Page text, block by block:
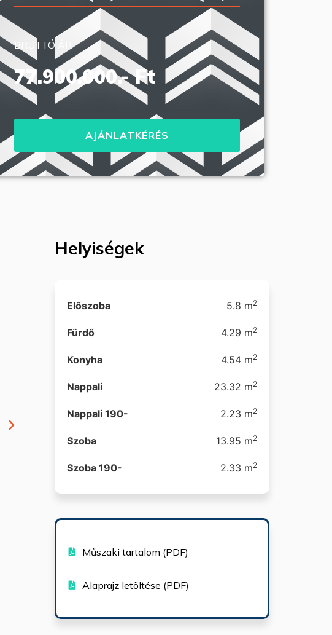
BRUTTÓ ÁR
77.900.000.- Ft
AJÁNLATKÉRÉS
Helyiségek
Előszoba 5.8 m2
Fürdő 4.29 m2
Konyha 4.54 m2
Nappali 23.32 m2
Nappali 190- 2.23 m2
Szoba 13.95 m2
Szoba 190- 2.33 m2
Műszaki tartalom (PDF)
Alaprajz letöltése (PDF)